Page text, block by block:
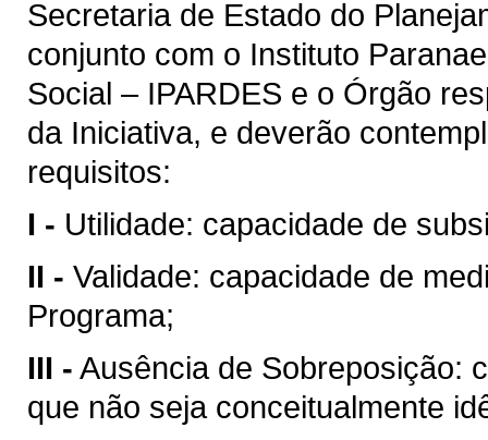
Secretaria de Estado do
conjunto com o Instituto
Social – IPARDES e o Órgão
da Iniciativa, e deverão
requisitos:
I - Utilidade: capacidade de
II - Validade: capacidade de
Programa;
III - Ausência de Sobreposição:
que não seja conceitualmente